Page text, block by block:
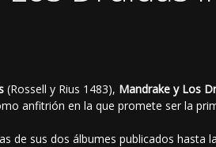
(Rossell y Rius 1483), Mandrake y Los
anfitrión en la que promete ser la
de sus dos álbumes publicados hasta